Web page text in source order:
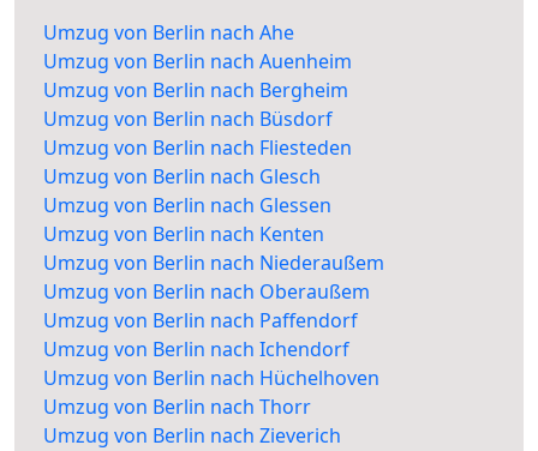
Umzug von Berlin nach Ahe
Umzug von Berlin nach Auenheim
Umzug von Berlin nach Bergheim
Umzug von Berlin nach Büsdorf
Umzug von Berlin nach Fliesteden
Umzug von Berlin nach Glesch
Umzug von Berlin nach Glessen
Umzug von Berlin nach Kenten
Umzug von Berlin nach Niederaußem
Umzug von Berlin nach Oberaußem
Umzug von Berlin nach Paffendorf
Umzug von Berlin nach Ichendorf
Umzug von Berlin nach Hüchelhoven
Umzug von Berlin nach Thorr
Umzug von Berlin nach Zieverich